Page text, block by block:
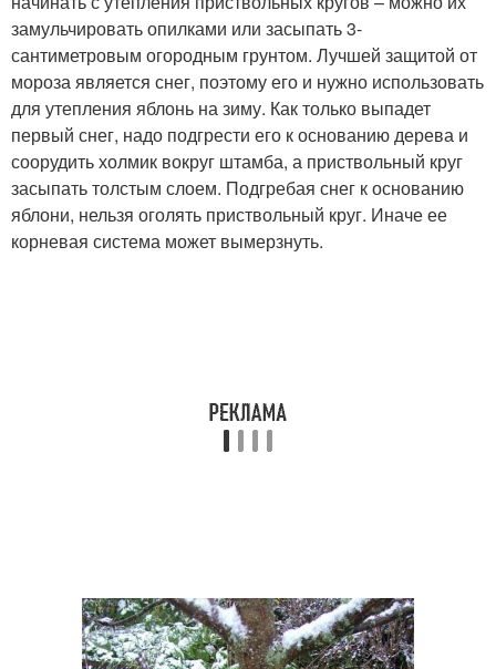
Груши на зиму Подготовки к зиме
замульчировать опилками или засыпать 3-
сантиметровым огородным грунтом. Лучшей защитой от
мороза является снег, поэтому его и нужно использовать
для утепления яблонь на зиму. Как только выпадет
первый снег, надо подгрести его к основанию дерева и
соорудить холмик вокруг штамба, а приствольный круг
засыпать толстым слоем. Подгребая снег к основанию
яблони, нельзя оголять приствольный круг. Иначе ее
корневая система может вымерзнуть.